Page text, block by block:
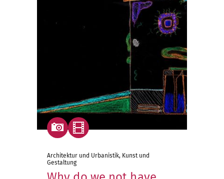
Architektur und Urbanistik, Kunst und
Gestaltung